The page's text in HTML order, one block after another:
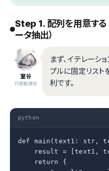
Step 1. 配列を用意する
ータ抽出）
室谷
代表取締役
まず、イテレーシ
プルに固定リスト
利です。
python
def main(text1: str,
result = [text1,
    return {